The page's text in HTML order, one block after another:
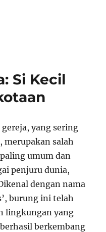
Si Kecil
yang sering
merupakan salah
umum dan
penjuru dunia,
dengan nama
burung ini telah
lingkungan yang
berkembang